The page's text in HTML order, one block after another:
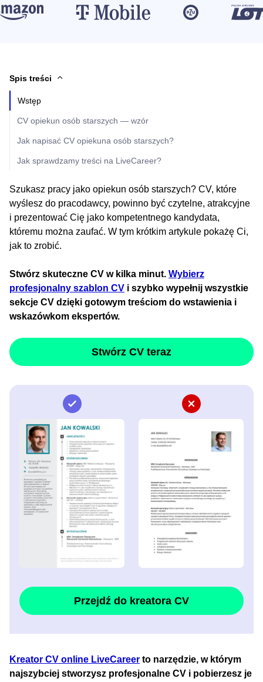
Spis treści
Wstęp
CV opiekun osób starszych — wzór
Jak napisać CV opiekuna osób starszych?
Jak sprawdzamy treści na LiveCareer?
Szukasz pracy jako opiekun osób starszych? CV, które
wyślesz do pracodawcy, powinno być czytelne, atrakcyjne
i prezentować Cię jako kompetentnego kandydata,
któremu można zaufać. W tym krótkim artykule pokażę Ci,
jak to zrobić.
Stwórz skuteczne CV w kilka minut. Wybierz
profesjonalny szablon CV i szybko wypełnij wszystkie
sekcje CV dzięki gotowym treściom do wstawienia i
wskazówkom ekspertów.
Stwórz CV teraz
Przejdź do kreatora CV
Kreator CV online LiveCareer to narzędzie, w którym
najszybciej stworzysz profesjonalne CV i pobierzesz je